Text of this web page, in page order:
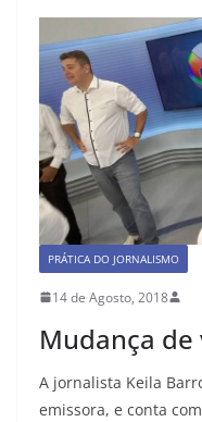
PRÁTICA DO JORNALISMO
14 de Agosto, 2018
Mudança de
A jornalista Keila
emissora, e conta